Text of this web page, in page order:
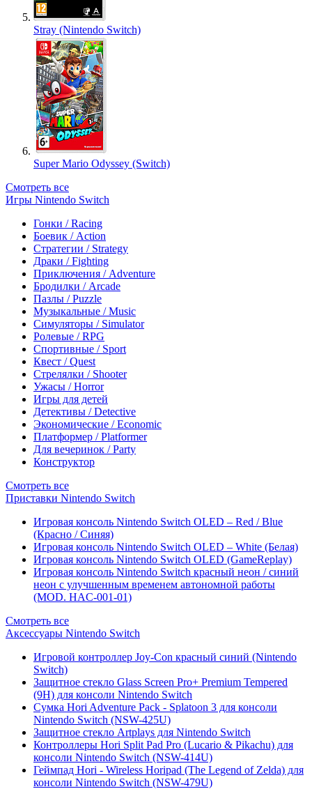
Stray (Nintendo Switch)
Super Mario Odyssey (Switch)
Смотреть все
Игры Nintendo Switch
Гонки / Racing
Боевик / Action
Стратегии / Strategy
Драки / Fighting
Приключения / Adventure
Бродилки / Arcade
Пазлы / Puzzle
Музыкальные / Music
Симуляторы / Simulator
Ролевые / RPG
Спортивные / Sport
Квест / Quest
Стрелялки / Shooter
Ужасы / Horror
Игры для детей
Детективы / Detective
Экономические / Economic
Платформер / Platformer
Для вечеринок / Party
Конструктор
Смотреть все
Приставки Nintendo Switch
Игровая консоль Nintendo Switch OLED – Red / Blue
(Красно / Синяя)
Игровая консоль Nintendo Switch OLED – White (Белая)
Игровая консоль Nintendo Switch OLED (GameReplay)
Игровая консоль Nintendo Switch красный неон / синий
неон с улучшенным временем автономной работы
(MOD. HAC-001-01)
Смотреть все
Аксессуары Nintendo Switch
Игровой контроллер Joy-Con красный синий (Nintendo
Switch)
Защитное стекло Glass Screen Pro+ Premium Tempered
(9H) для консоли Nintendo Switch
Сумка Hori Adventure Pack - Splatoon 3 для консоли
Nintendo Switch (NSW-425U)
Защитное стекло Artplays для Nintendo Switch
Контроллеры Hori Split Pad Pro (Lucario & Pikachu) для
консоли Nintendo Switch (NSW-414U)
Геймпад Hori - Wireless Horipad (The Legend of Zelda) для
консоли Nintendo Switch (NSW-479U)